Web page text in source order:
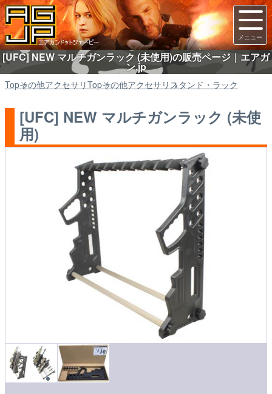
[UFC] NEW マルチガンラック (未使用)の販売ページ｜エアガ
ン.jp
Topその他アクセサリTopその他アクセサリ スタンド・ラック
[UFC] NEW マルチガンラック (未使
用)